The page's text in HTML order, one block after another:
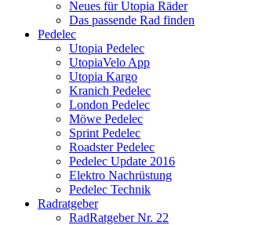
Neues für Utopia Räder
Das passende Rad finden
Pedelec
Utopia Pedelec
UtopiaVelo App
Utopia Kargo
Kranich Pedelec
London Pedelec
Möwe Pedelec
Sprint Pedelec
Roadster Pedelec
Pedelec Update 2016
Elektro Nachrüstung
Pedelec Technik
Radratgeber
RadRatgeber Nr. 22